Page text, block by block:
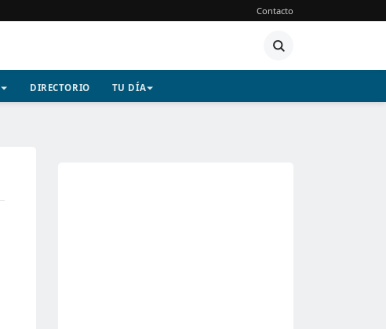
Contacto
DIRECTORIO TU DÍA